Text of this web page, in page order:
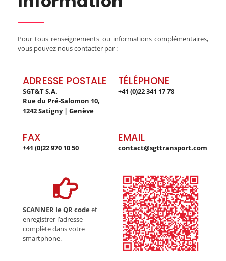
Pour tous renseignements ou informations complémentaires,
vous pouvez nous contacter par :
ADRESSE POSTALE
SGT&T S.A.
Rue du Pré-Salomon 10,
1242 Satigny | Genève
TÉLÉPHONE
+41 (0)22 341 17 78
FAX
+41 (0)22 970 10 50
EMAIL
contact@sgttransport.com
SCANNER le QR code et
enregistrer l’adresse
complète dans votre
smartphone.